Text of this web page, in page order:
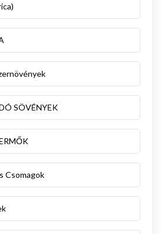
SÖVÉNYEK
Csomagok